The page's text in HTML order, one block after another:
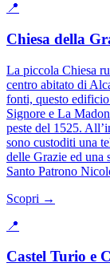
📍
Chiesa della
La piccola Chiesa
centro abitato di
fonti, questo
Signore e La
peste del 1525.
sono custoditi una
delle Grazie ed una
Santo Patrono
Scopri →
📍
Castel Turio e